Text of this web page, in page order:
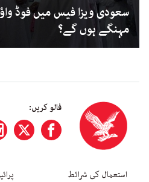
سعودی ویزا فیس میں فوڈ
مہنگے ہوں گے؟
فالو کریں:
استعمال کی شرائط